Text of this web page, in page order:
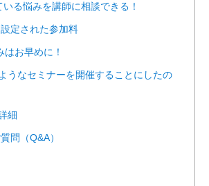
いる悩みを講師に相談できる！
定された参加料
お早めに！
うなセミナーを開催することにしたの
細
問（Q&A）